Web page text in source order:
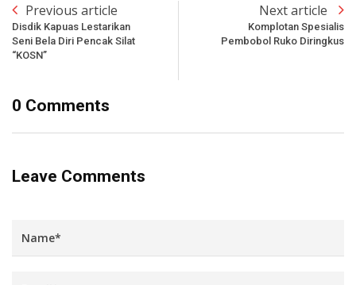
Previous article
Disdik Kapuas Lestarikan
Seni Bela Diri Pencak Silat
“KOSN”
Next article
Komplotan Spesialis
Pembobol Ruko Diringkus
0 Comments
Leave Comments